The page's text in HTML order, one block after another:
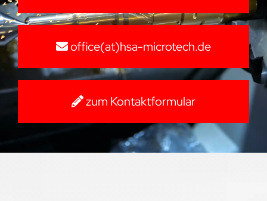
office(at)hsa-microtech.de
zum Kontaktformular